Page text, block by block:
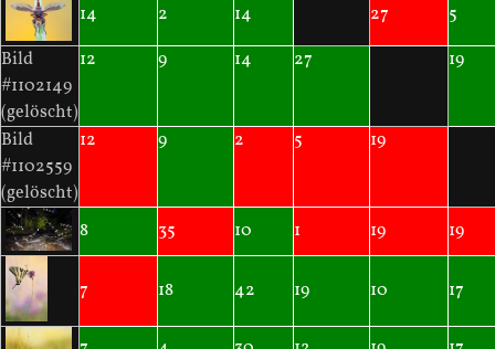
14 2 14 27
5
Bild
#1102149
(gelöscht)
12 9 14 27 19
Bild
#1102559
(gelöscht)
12 9 2 5 19
8 35 10 1 19 19
7 18 42 19 10 17